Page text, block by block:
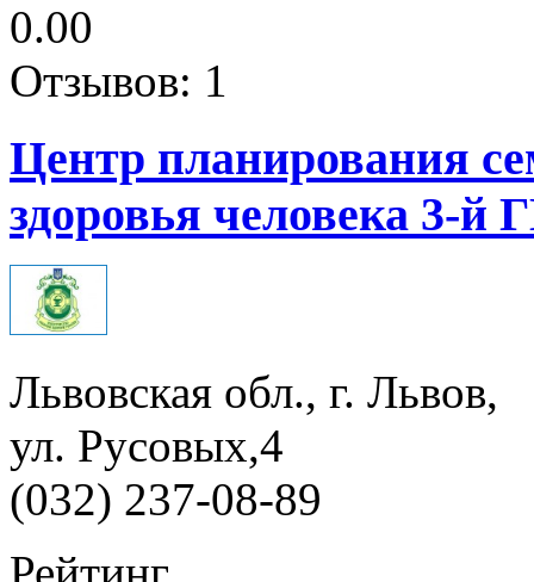
0.00
Отзывов: 1
Центр планирования
здоровья человека 3-й
Львовская обл., г. Львов,
ул. Русовых,4
(032) 237-08-89